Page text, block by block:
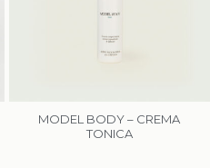
MODEL BODY – CREMA
TONICA